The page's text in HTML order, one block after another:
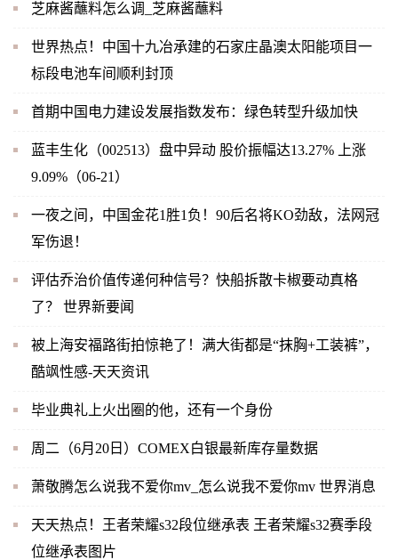
芝麻酱蘸料怎么调_芝麻酱蘸料
世界热点！中国十九冶承建的石家庄晶澳太阳能项目一
标段电池车间顺利封顶
首期中国电力建设发展指数发布：绿色转型升级加快
蓝丰生化（002513）盘中异动 股价振幅达13.27% 上涨
9.09%（06-21）
一夜之间，中国金花1胜1负！90后名将KO劲敌，法网冠
军伤退！
评估乔治价值传递何种信号？快船拆散卡椒要动真格
了？ 世界新要闻
被上海安福路街拍惊艳了！满大街都是“抹胸+工装裤”，
酷飒性感-天天资讯
毕业典礼上火出圈的他，还有一个身份
周二（6月20日）COMEX白银最新库存量数据
萧敬腾怎么说我不爱你mv_怎么说我不爱你mv 世界消息
天天热点！王者荣耀s32段位继承表 王者荣耀s32赛季段
位继承表图片